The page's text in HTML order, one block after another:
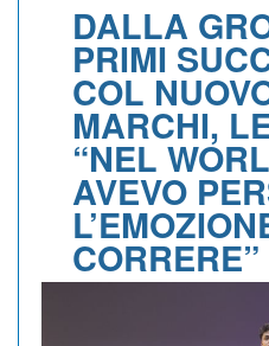
CALENDARIO
ALBI D'ORO
NEWSLETTER
DALLA
PRIMI
COL
MARCHI,
“NEL
AVEVO
CORRERE”